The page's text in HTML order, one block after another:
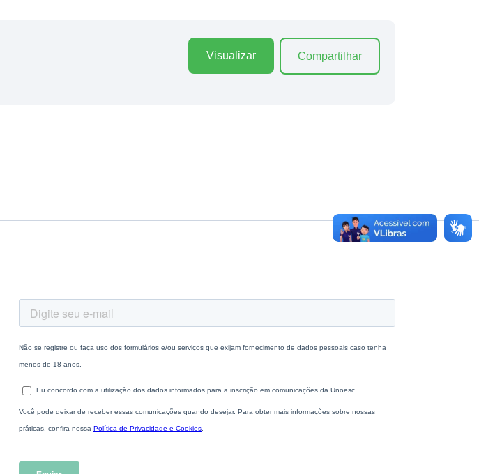
Visualizar Compartilhar